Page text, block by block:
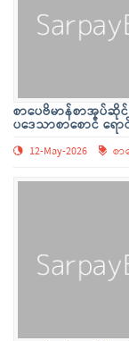
စာပေဗိမာန်စာအုပ်
ပဒေသာစာစောင် ရောင်
12-May-2026 စာ